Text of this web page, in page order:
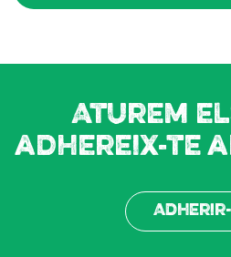
Aturem
adhereix-te
Adherir-